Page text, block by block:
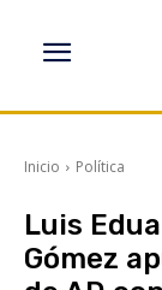
Inicio Política
Luis
Gómez